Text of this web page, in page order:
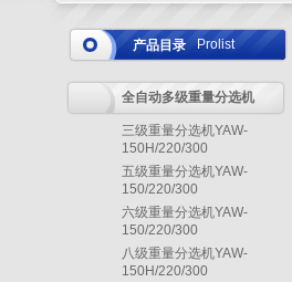
产品目录 Prolist
全自动多级重量分选机
三级重量分选机YAW-
150H/220/300
五级重量分选机YAW-
150/220/300
六级重量分选机YAW-
150/220/300
八级重量分选机YAW-
150H/220/300